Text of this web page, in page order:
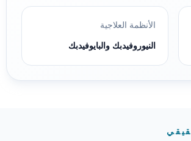
الأنظمة العلاجية
النيوروفيدبك والبايوفيدبك